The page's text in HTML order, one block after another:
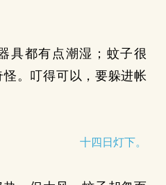
都有点潮湿；蚊子很
。叮得可以，要躲进帐
十四日灯下。